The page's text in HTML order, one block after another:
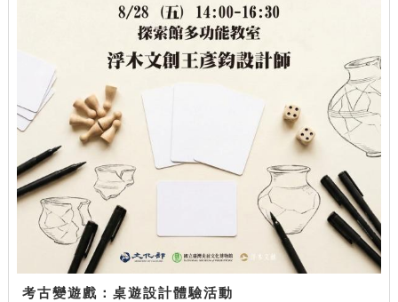
考古變遊戲：桌遊設計體驗活動